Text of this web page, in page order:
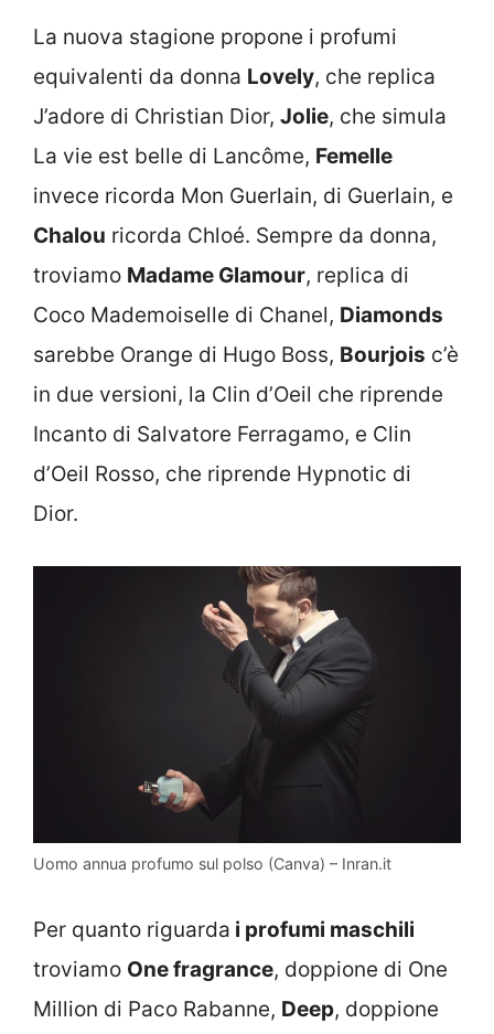
La nuova stagione propone i profumi
equivalenti da donna Lovely, che replica
J’adore di Christian Dior, Jolie, che simula
La vie est belle di Lancôme, Femelle
invece ricorda Mon Guerlain, di Guerlain, e
Chalou ricorda Chloé. Sempre da donna,
troviamo Madame Glamour, replica di
Coco Mademoiselle di Chanel, Diamonds
sarebbe Orange di Hugo Boss, Bourjois c’è
in due versioni, la Clin d’Oeil che riprende
Incanto di Salvatore Ferragamo, e Clin
d’Oeil Rosso, che riprende Hypnotic di
Dior.
Uomo annua profumo sul polso (Canva) – Inran.it
Per quanto riguarda i profumi maschili
troviamo One fragrance, doppione di One
Million di Paco Rabanne, Deep, doppione